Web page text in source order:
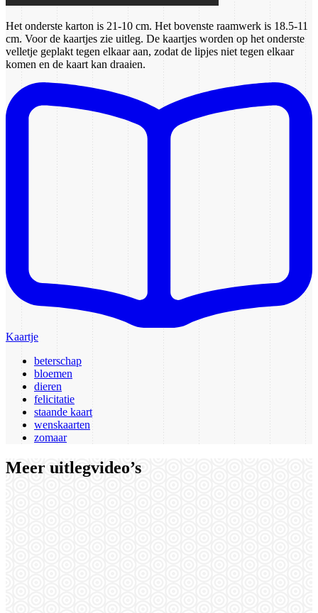
Het onderste karton is 21-10 cm. Het bovenste raamwerk is 18.5-11
cm. Voor de kaartjes zie uitleg. De kaartjes worden op het onderste
velletje geplakt tegen elkaar aan, zodat de lipjes niet tegen elkaar
komen en de kaart kan draaien.
Kaartje
beterschap
bloemen
dieren
felicitatie
staande kaart
wenskaarten
zomaar
Meer uitlegvideo’s